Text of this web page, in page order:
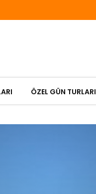
ÖZEL GÜN TURLARI